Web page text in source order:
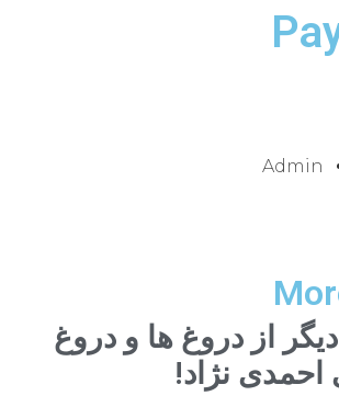
Admin
از دروغ ها و دروغ
نژاد!